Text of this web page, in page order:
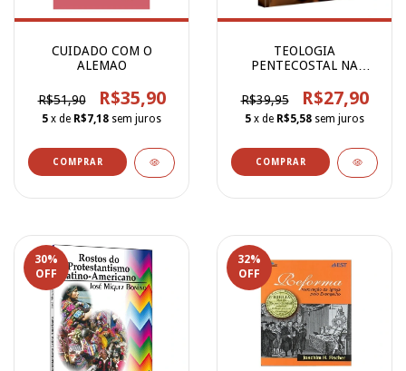
CUIDADO COM O
ALEMAO
R$51,90 R$35,90
5 x de R$7,18 sem juros
TEOLOGIA
PENTECOSTAL NA
R$39,95
R$27,90
5 x de R$5,58 sem juros
30%
OFF
32%
OFF